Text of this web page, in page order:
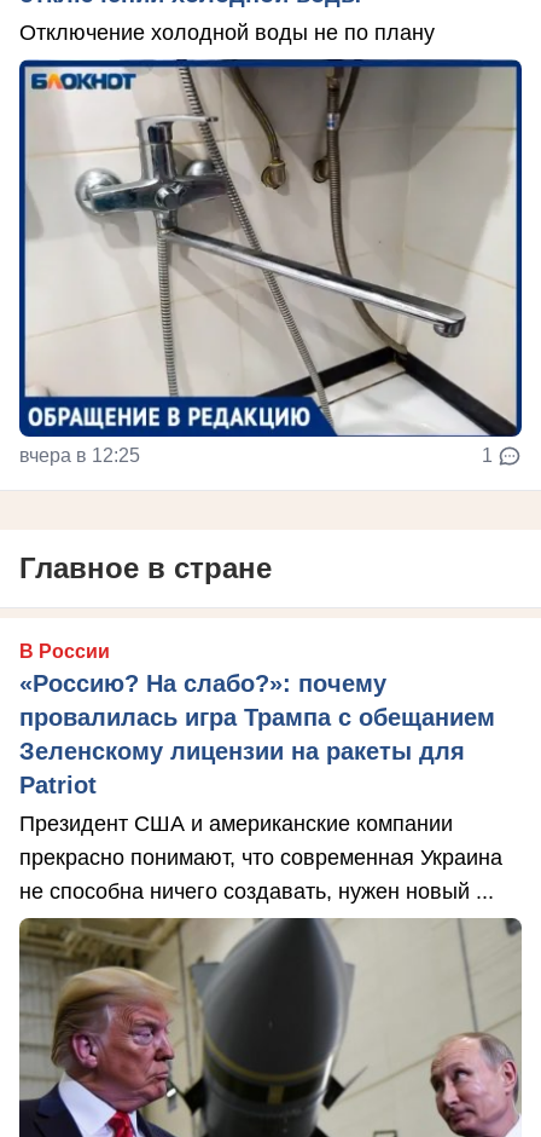
Отключение холодной воды не по плану
вчера в 12:25 1
Главное в стране
В России
«Россию? На слабо?»: почему
провалилась игра Трампа с обещанием
Зеленскому лицензии на ракеты для
Patriot
Президент США и американские компании
прекрасно понимают, что современная Украина
не способна ничего создавать, нужен новый ...